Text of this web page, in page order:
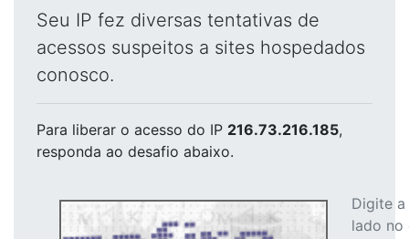
Seu IP fez diversas tentativas de
acessos suspeitos a sites hospedados
conosco.
Para liberar o acesso do IP 216.73.216.185,
responda ao desafio abaixo.
Digite
lado no